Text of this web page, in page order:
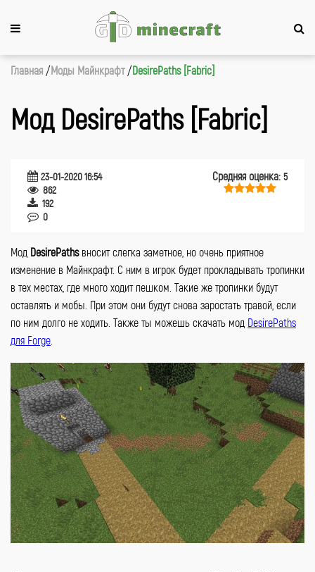
Главная Моды Майнкрафт DesirePaths [Fabric]
Мод DesirePaths [Fabric]
23-01-2020 16:54
862
192
0
Средняя оценка: 5
Мод DesirePathsвносит слегка заметное, но очень приятное
изменение в Майнкрафт. С ним в игрок будет прокладывать тропинки
в тех местах, где много ходит пешком. Такие же тропинки будут
оставлять и мобы. При этом они будут снова заростать травой, если
по ним долго не ходить. Также ты можешь скачать мод DesirePaths
для Forge